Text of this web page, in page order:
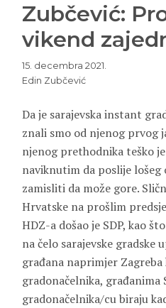
Zubčević:
vikend
15. decembra 2021.
Edin Zubčević
Da je sarajevska instant
znali smo od njenog prvog
njenog prethodnika teško
naviknutim da poslije lošeg
zamisliti da može gore.
Hrvatske na prošlim
HDZ-a došao je SDP, kao
na čelo sarajevske gradske
građana naprimjer
gradonačelnika, građanima
gradonačelnika/cu biraju